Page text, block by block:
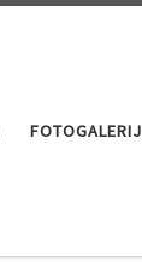
FOTOGALERIJ